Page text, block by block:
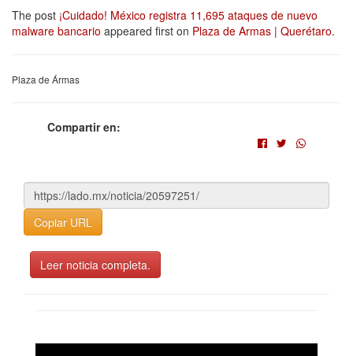
The post ¡Cuidado! México registra 11,695 ataques de nuevo
malware bancario appeared first on Plaza de Armas | Querétaro.
Plaza de Ármas
Compartir en:
Copiar URL
Leer noticia completa.